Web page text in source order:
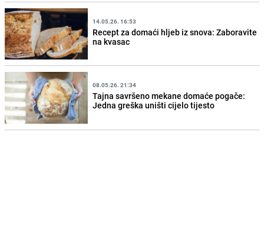
14.05.26. 16:53
Recept za domaći hljeb iz snova: Zaboravite
na kvasac
08.05.26. 21:34
Tajna savršeno mekane domaće pogače:
Jedna greška uništi cijelo tijesto